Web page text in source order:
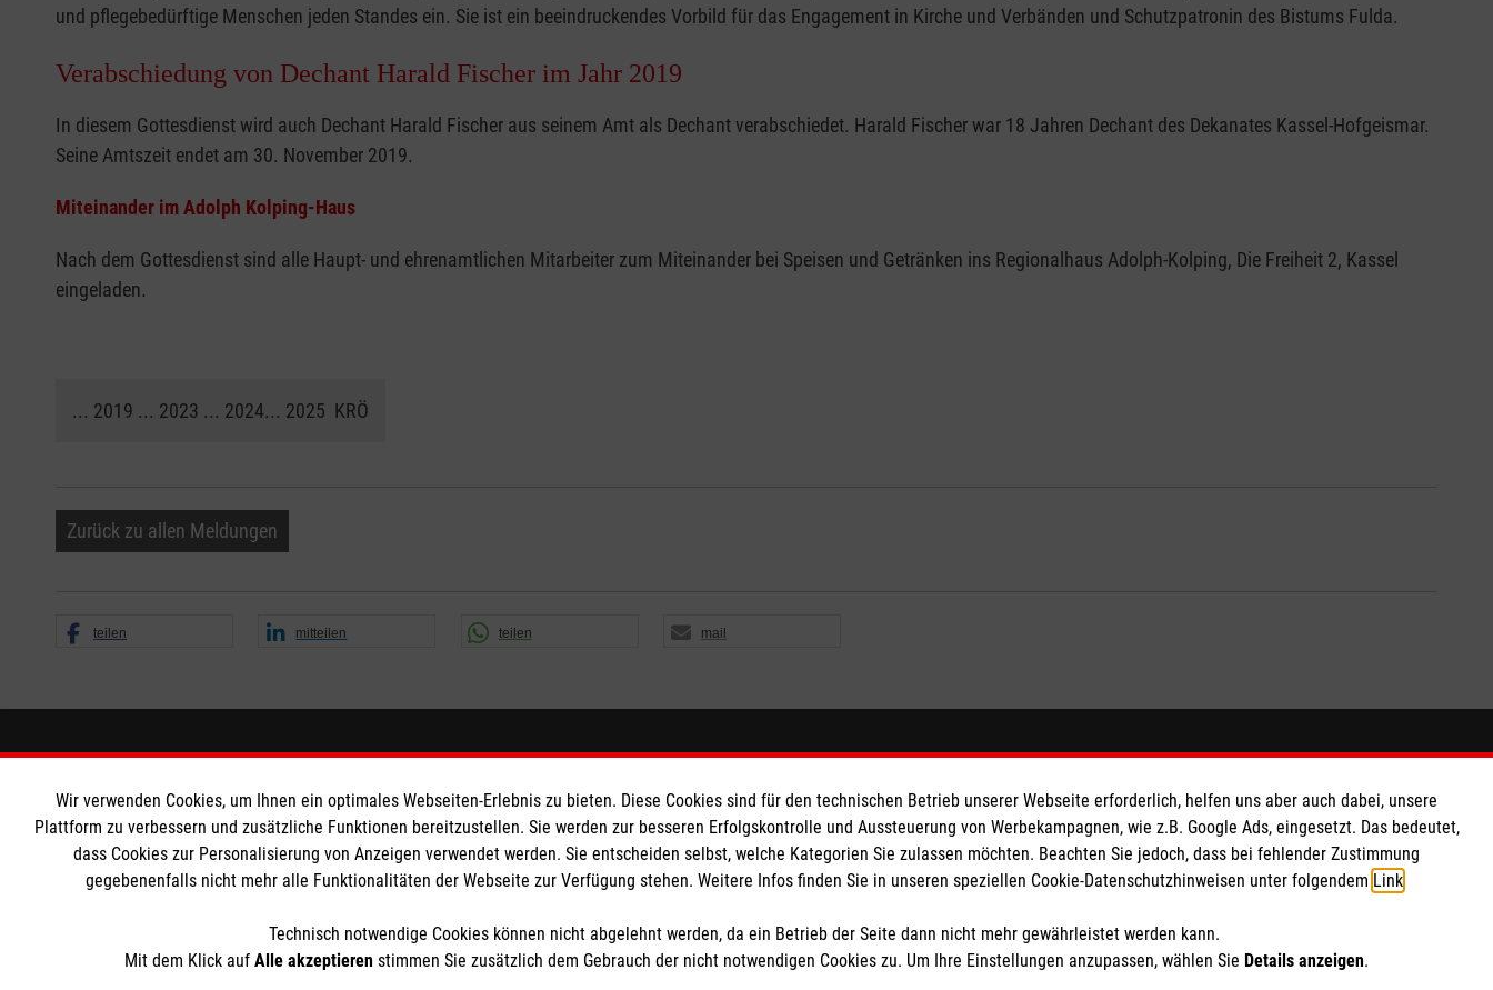
und pflegebedürftige Menschen jeden Standes ein. Sie ist ein beeindruckendes Vorbild für das Engagement in Kirche und Verbänden und Schutzpatronin des Bistums Fulda.
Verabschiedung von Dechant Harald Fischer im Jahr 2019
In diesem Gottesdienst wird auch Dechant Harald Fischer aus seinem Amt als Dechant verabschiedet. Harald Fischer war 18 Jahren Dechant des Dekanates Kassel-Hofgeismar.
Seine Amtszeit endet am 30. November 2019.
Miteinander im Adolph Kolping-Haus
Nach dem Gottesdienst sind alle Haupt- und ehrenamtlichen Mitarbeiter zum Miteinander bei Speisen und Getränken ins Regionalhaus Adolph-Kolping, Die Freiheit 2, Kassel
eingeladen.
... 2019 ... 2023 ... 2024... 2025 KRÖ
Zurück zu allen Meldungen
teilen mitteilen teilen mail
Informationen
Impressum
Datenschutz
Barrierefreiheit
Die Malteser
Malteser in Deutschland
Malteserorden
Sharepoint
Spendenkonto
Empfänger: Malteser Hilfsdienst e.V.,
Kassel
Bank: Pax-Bank für Kirche und Caritas eG
BIC: GENODED1PAX
So finden Sie uns
Kirchort St. Joseph
Marburger Str. 87
34127 Kassel
Wir verwenden Cookies, um Ihnen ein optimales Webseiten-Erlebnis zu bieten. Diese Cookies sind für den technischen Betrieb unserer Webseite erforderlich, helfen uns aber auch dabei, unsere
Plattform zu verbessern und zusätzliche Funktionen bereitzustellen. Sie werden zur besseren Erfolgskontrolle und Aussteuerung von Werbekampagnen, wie z.B. Google Ads, eingesetzt. Das bedeutet,
dass Cookies zur Personalisierung von Anzeigen verwendet werden. Sie entscheiden selbst, welche Kategorien Sie zulassen möchten. Beachten Sie jedoch, dass bei fehlender Zustimmung
gegebenenfalls nicht mehr alle Funktionalitäten der Webseite zur Verfügung stehen. Weitere Infos finden Sie in unseren speziellen Cookie-Datenschutzhinweisen unter folgendem Link
Technisch notwendige Cookies können nicht abgelehnt werden, da ein Betrieb der Seite dann nicht mehr gewährleistet werden kann.
Mit dem Klick auf Alle akzeptieren stimmen Sie zusätzlich dem Gebrauch der nicht notwendigen Cookies zu. Um Ihre Einstellungen anzupassen, wählen Sie Details anzeigen.